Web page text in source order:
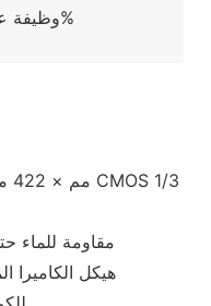
وظيفة عداد العداد الرقمي، الخطأ أقل من 1%
● مقاومة للماء حتى 50 بارًا (تحت الماء